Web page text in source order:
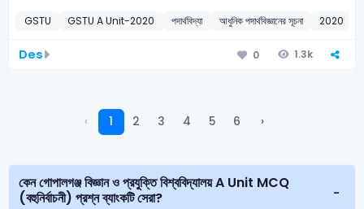
GSTU GSTU A Unit-2020 পদার্থবিদ্যা আধুনিক পদার্থবিজ্ঞানের সূচনা 2020
Des 0 1.3k
‹ 1 2 3 4 5 6 ›
কেন গোপালগঞ্জ বিজ্ঞান ও প্রযুক্তি বিশ্ববিদ্যালয় A Unit MCQ
(বহুনির্বাচনী) প্রশ্ন ব্যাংকটি সেরা?